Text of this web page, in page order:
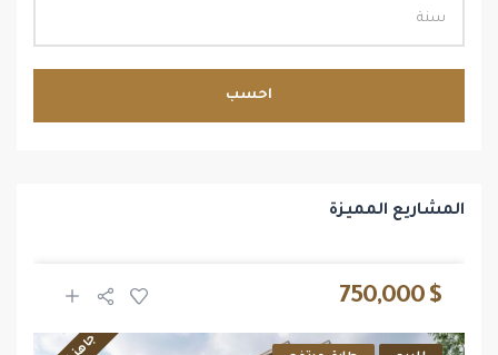
احسب
المشاريع المميزة
$ 750,000